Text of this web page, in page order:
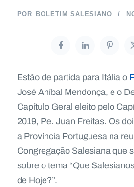
POR BOLETIM SALESIANO
Estão de partida para Itália o
José Aníbal Mendonça, e o
Capítulo Geral eleito pelo
2019, Pe. Juan Freitas. Os
a Província Portuguesa na
Congregação Salesiana que
sobre o tema “Que
de Hoje?”.